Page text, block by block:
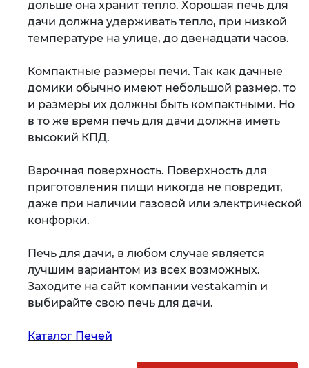
дольше она хранит тепло. Хорошая печь для
дачи должна удерживать тепло, при низкой
температуре на улице, до двенадцати часов.
Компактные размеры печи. Так как дачные
домики обычно имеют небольшой размер, то
и размеры их должны быть компактными. Но
в то же время печь для дачи должна иметь
высокий КПД.
Варочная поверхность. Поверхность для
приготовления пищи никогда не повредит,
даже при наличии газовой или электрической
конфорки.
Печь для дачи, в любом случае является
лучшим вариантом из всех возможных.
Заходите на сайт компании vestakamin и
выбирайте свою печь для дачи.
Каталог Печей